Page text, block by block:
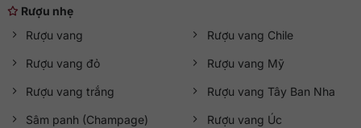
Rượu nhẹ
Rượu vang
Rượu vang đỏ
Rượu vang trắng
Sâm panh (Champage)
Rượu vang Chile
Rượu vang Mỹ
Rượu vang Tây Ban Nha
Rượu vang Úc